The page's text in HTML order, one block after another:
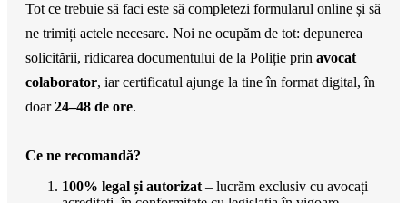
Tot ce trebuie să faci este să completezi formularul online și să
ne trimiți actele necesare. Noi ne ocupăm de tot: depunerea
solicitării, ridicarea documentului de la Poliție prin avocat
colaborator, iar certificatul ajunge la tine în format digital, în
doar24–48 de ore.
Ce ne recomandă?
100% legal și autorizat– lucrăm exclusiv cu avocați